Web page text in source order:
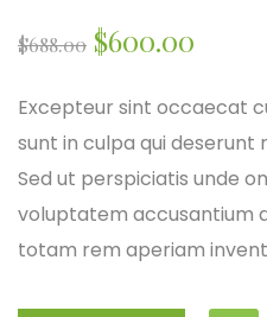
out
of
on
customer
ratings
$688.00 $600.00
Excepteur sint occaecat
sunt in culpa qui deserunt
Sed ut perspiciatis unde
voluptatem accusantium
totam rem aperiam